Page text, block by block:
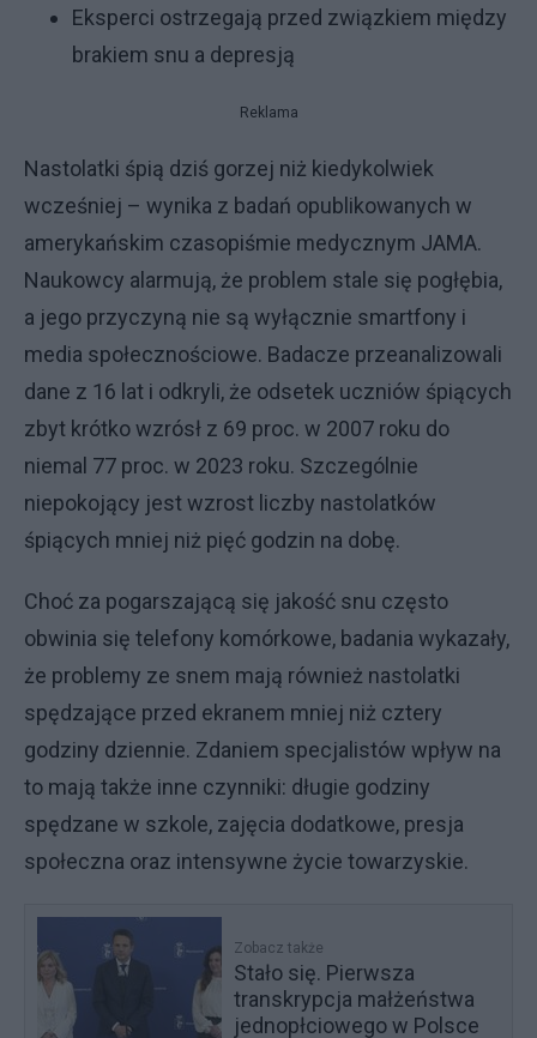
Eksperci ostrzegają przed związkiem między
brakiem snu a depresją
Reklama
Nastolatki śpią dziś gorzej niż kiedykolwiek
wcześniej – wynika z badań opublikowanych w
amerykańskim czasopiśmie medycznym JAMA.
Naukowcy alarmują, że problem stale się pogłębia,
a jego przyczyną nie są wyłącznie smartfony i
media społecznościowe. Badacze przeanalizowali
dane z 16 lat i odkryli, że odsetek uczniów śpiących
zbyt krótko wzrósł z 69 proc. w 2007 roku do
niemal 77 proc. w 2023 roku. Szczególnie
niepokojący jest wzrost liczby nastolatków
śpiących mniej niż pięć godzin na dobę.
Choć za pogarszającą się jakość snu często
obwinia się telefony komórkowe, badania wykazały,
że problemy ze snem mają również nastolatki
spędzające przed ekranem mniej niż cztery
godziny dziennie. Zdaniem specjalistów wpływ na
to mają także inne czynniki: długie godziny
spędzane w szkole, zajęcia dodatkowe, presja
społeczna oraz intensywne życie towarzyskie.
Zobacz także
Stało się. Pierwsza
transkrypcja małżeństwa
jednopłciowego w Polsce